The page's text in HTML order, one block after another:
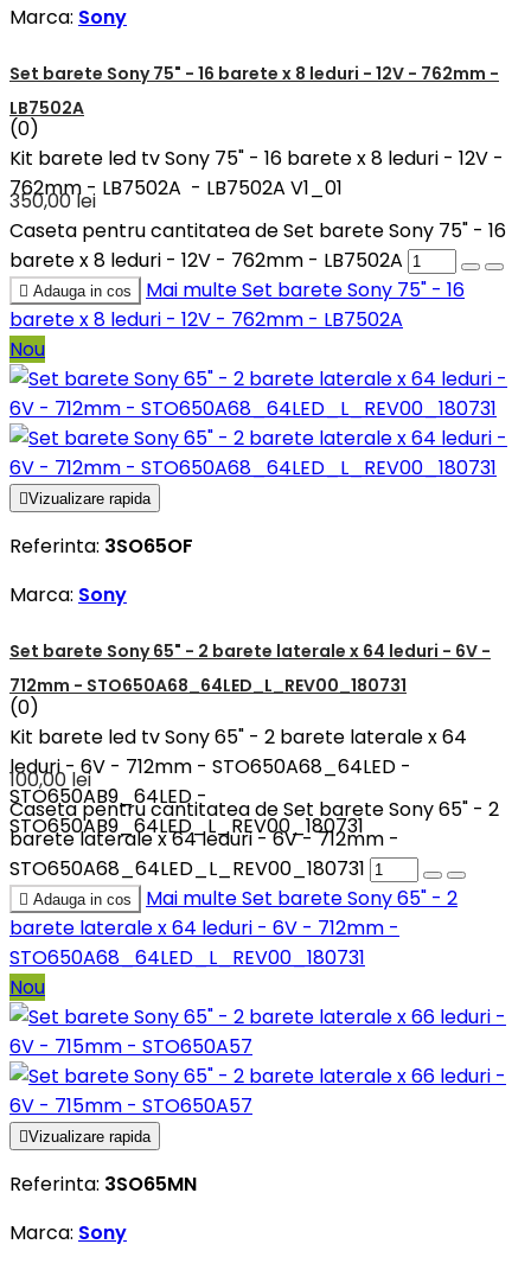
Marca: Sony
Set barete Sony 75" - 16 barete x 8 leduri - 12V - 762mm -
LB7502A
(0)
Kit barete led tv Sony 75" - 16 barete x 8 leduri - 12V -
762mm - LB7502A - LB7502A V1_01
350,00 lei
Caseta pentru cantitatea de Set barete Sony 75" - 16
barete x 8 leduri - 12V - 762mm - LB7502A
 Adauga in cos Mai multeSet barete Sony 75" - 16
barete x 8 leduri - 12V - 762mm - LB7502A
Nou
Vizualizare rapida
Referinta: 3SO65OF
Marca: Sony
Set barete Sony 65" - 2 barete laterale x 64 leduri - 6V -
712mm - STO650A68_64LED_L_REV00_180731
(0)
Kit barete led tv Sony 65" - 2 barete laterale x 64
leduri - 6V - 712mm - STO650A68_64LED -
STO650AB9_64LED -
STO650AB9_64LED_L_REV00_180731
100,00 lei
Caseta pentru cantitatea de Set barete Sony 65" - 2
barete laterale x 64 leduri - 6V - 712mm -
STO650A68_64LED_L_REV00_180731
 Adauga in cos Mai multeSet barete Sony 65" - 2
barete laterale x 64 leduri - 6V - 712mm -
STO650A68_64LED_L_REV00_180731
Nou
Vizualizare rapida
Referinta: 3SO65MN
Marca: Sony